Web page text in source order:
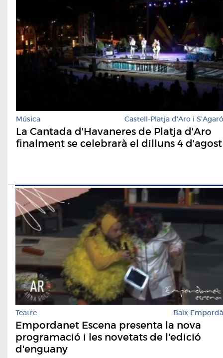
Música Castell-Platja d'Aro i S'Agaró
La Cantada d'Havaneres de Platja d'Aro
finalment se celebrarà el dilluns 4 d'agost
Teatre Baix Empordà
Empordanet Escena presenta la nova
programació i les novetats de l'edició
d'enguany